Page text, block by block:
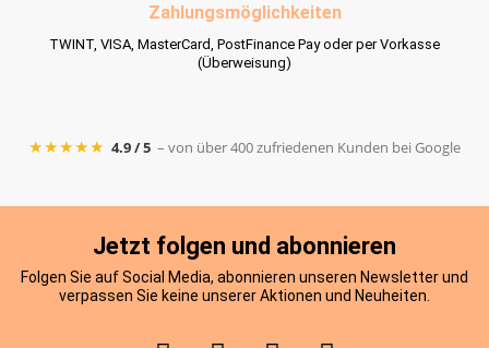
Zahlungsmöglichkeiten
TWINT, VISA, MasterCard, PostFinance Pay oder per Vorkasse
(Überweisung)
★★★★★ 4.9 / 5 – von über 400 zufriedenen Kunden bei Google
Jetzt folgen und abonnieren
Folgen Sie auf Social Media, abonnieren unseren Newsletter und
verpassen Sie keine unserer Aktionen und Neuheiten.